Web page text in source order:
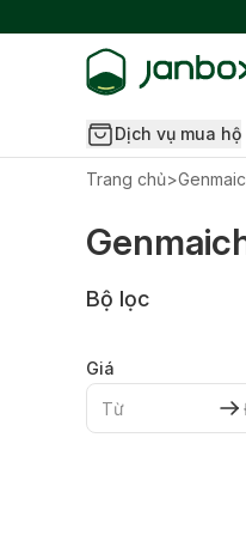
Dịch vụ mua hộ
Trang chủ>
Bộ lọc
Giá